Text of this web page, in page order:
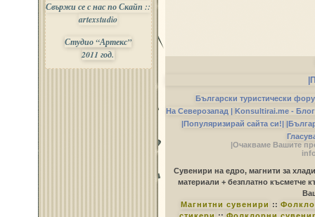
Свържи се с нас по Скайп ::
artexstudio
Студио “Артекс”
2011 год.
Български туристически
На Северозапад | Konsultirai.me -
|Популяризирай сайта си!|
|Очакваме Вашите
Сувенири на едро, магнити за
материали + безплатно късметче
Магнитни сувенири ::